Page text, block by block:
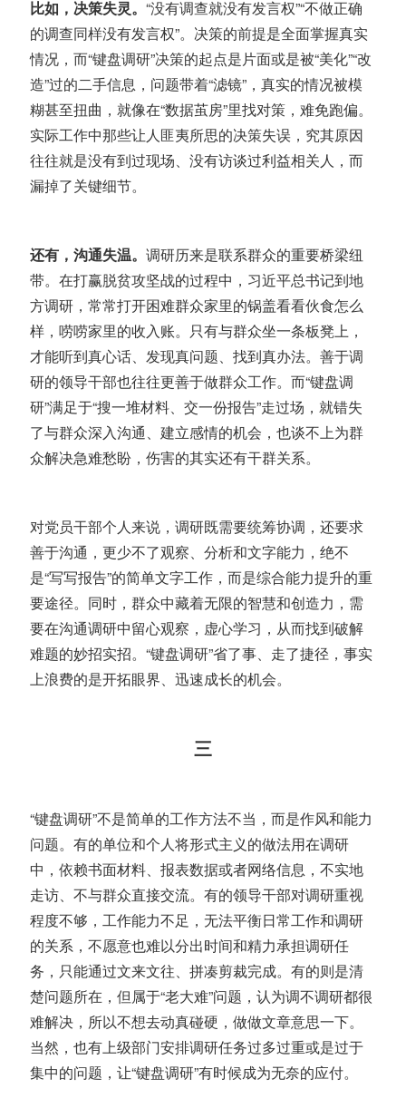
比如，决策失灵。 “没有调查就没有发言权”“不做正确
的调查同样没有发言权”。决策的前提是全面掌握真实
情况， 而“键盘调研”决策的起点是片面或是被“美化”“改
造”过的二手信息 ，问题带着“滤镜”，真实的情况被模
糊甚至扭曲，就像在“数据茧房”里找对策，难免跑偏。
实际工作中那些让人匪夷所思的决策失误，究其原因
往往就是没有到过现场、没有访谈过利益相关人，而
漏掉了关键细节。
还有，沟通失温。 调研历来是联系群众的重要桥梁纽
带。在打赢脱贫攻坚战的过程中，习近平总书记到地
方调研 ，常常打开困难群众家里的锅盖看看伙食怎么
样， 唠唠家里的收入账。 只有与群众坐一条板凳上，
才能听到真心话、发现真问题、找到真办法。 善于调
研的领导干部也往往更善于做群众工作。而“键盘调
研”满足于“搜一堆材料、交一份报告”走过场，就错失
了与群众深入沟通、建立感情的机会，也谈不上为群
众解决急难愁盼，伤害的其实还有干群关系。
对党员干部个人来说，调研既需要统筹协调，还要求
善于沟通，更少不了观察、分析和文字能力，绝不
是“写写报告”的简单文字工作，而是综合能力提升的重
要途径。同时， 群众中藏着无限的智慧和创造力 ，需
要在沟通调研中留心观察，虚心学习，从而找到破解
难题的妙招实招。 “键盘调研”省了事、走了捷径 ，事实
上浪费的是开拓眼界、迅速成长的机会。
三
“键盘调研”不是简单的工作方法不当，而是作风和能力
问题。 有的单位和个人将形式主义的做法用在调研
中，依赖书面材料、报表数据或者网络信息，不实地
走访、不与群众直接交流。有的领导干部对调研重视
程度不够，工作能力不足，无法平衡日常工作和调研
的关系，不愿意也难以分出时间和精力承担调研任
务，只能通过文来文往、拼凑剪裁完成。 有的则是清
楚问题所在，但属于“老大难”问题，认为调不调研都很
难解决，所以不想去动真碰硬，做做文章意思一下。
当然，也有上级部门安排调研任务过多过重或是过于
集中的问题，让“键盘调研”有时候成为无奈的应付。